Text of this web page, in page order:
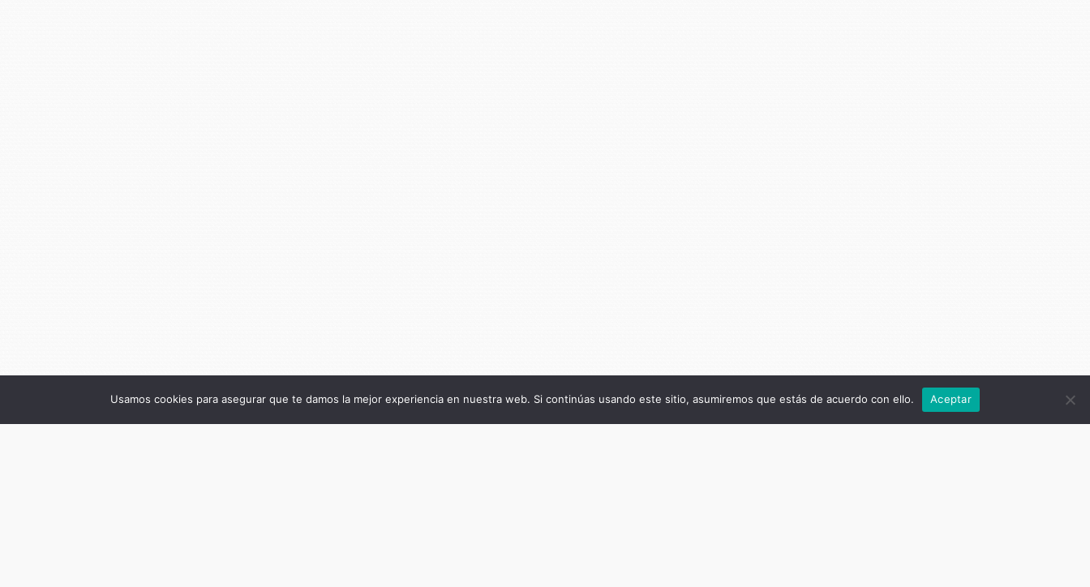
Usamos cookies para asegurar que te damos la mejor experiencia en nuestra web. Si continúas usando este sitio, asumiremos que estás de acuerdo con ello. Aceptar